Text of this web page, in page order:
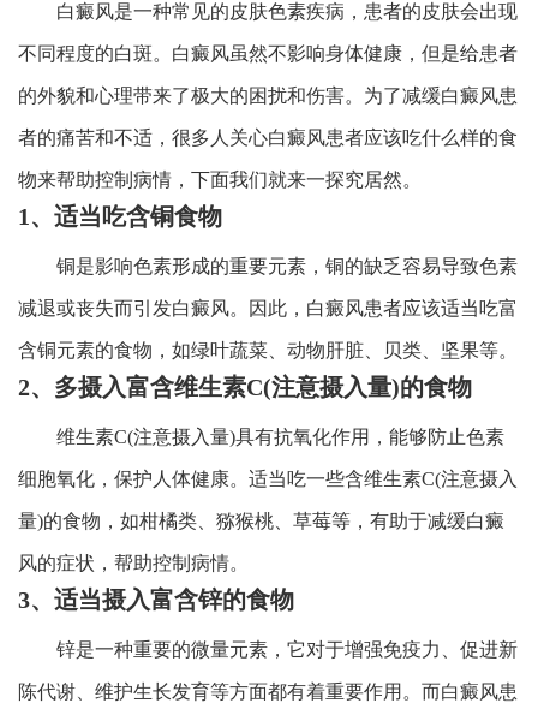
白癜风是一种常见的皮肤色素疾病，患者的皮肤会出现
不同程度的白斑。白癜风虽然不影响身体健康，但是给患者
的外貌和心理带来了极大的困扰和伤害。为了减缓白癜风患
者的痛苦和不适，很多人关心白癜风患者应该吃什么样的食
物来帮助控制病情，下面我们就来一探究居然。
1、适当吃含铜食物
铜是影响色素形成的重要元素，铜的缺乏容易导致色素
减退或丧失而引发白癜风。因此，白癜风患者应该适当吃富
含铜元素的食物，如绿叶蔬菜、动物肝脏、贝类、坚果等。
2、多摄入富含维生素C(注意摄入量)的食物
维生素C(注意摄入量)具有抗氧化作用，能够防止色素
细胞氧化，保护人体健康。适当吃一些含维生素C(注意摄入
量)的食物，如柑橘类、猕猴桃、草莓等，有助于减缓白癜
风的症状，帮助控制病情。
3、适当摄入富含锌的食物
锌是一种重要的微量元素，它对于增强免疫力、促进新
陈代谢、维护生长发育等方面都有着重要作用。而白癜风患